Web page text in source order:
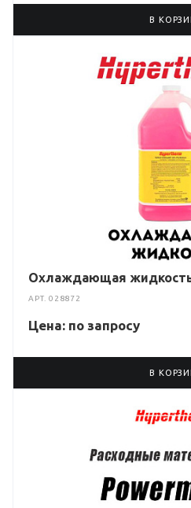
В
Охлаждающая жидкость
АРТ.028872
Цена: по запросу
В